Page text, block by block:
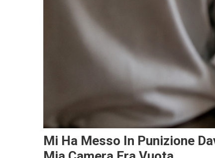
Mi Ha Messo In Punizione